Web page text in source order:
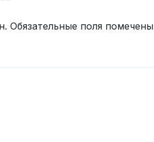
Обязательные поля помечены